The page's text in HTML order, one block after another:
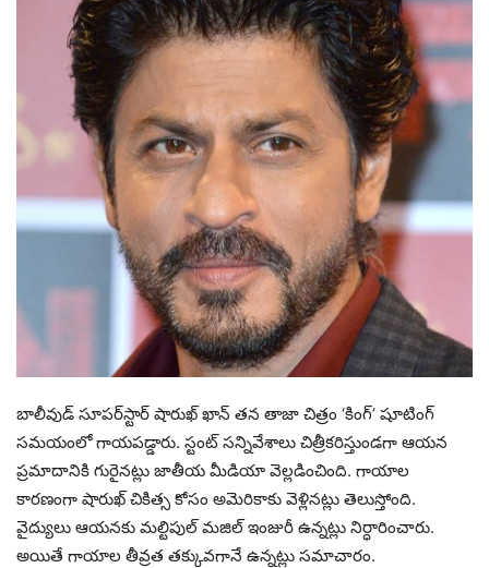
బాలీవుడ్ సూపర్‌స్టార్ షారుఖ్ ఖాన్ తన తాజా చిత్రం ‘కింగ్’ షూటింగ్
సమయంలో గాయపడ్డారు. స్టంట్ సన్నివేశాలు చిత్రీకరిస్తుండగా ఆయన
ప్రమాదానికి గురైనట్లు జాతీయ మీడియా వెల్లడించింది. గాయాల
కారణంగా షారుఖ్ చికిత్స కోసం అమెరికాకు వెళ్లినట్లు తెలుస్తోంది.
వైద్యులు ఆయనకు మల్టిపుల్ మజిల్ ఇంజురీ ఉన్నట్లు నిర్ధారించారు.
అయితే గాయాల తీవ్రత తక్కువగానే ఉన్నట్లు సమాచారం.